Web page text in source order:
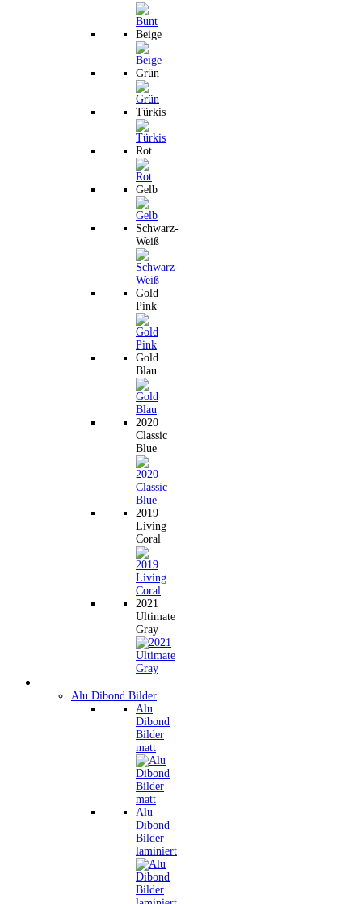
Beige
Grün
Türkis
Rot
Gelb
Schwarz-
Weiß
Gold
Pink
Gold
Blau
2020
Classic
Blue
2019
Living
Coral
2021
Ultimate
Gray
Alu Dibond Bilder
Alu
Dibond
Bilder
matt
Alu
Dibond
Bilder
laminiert